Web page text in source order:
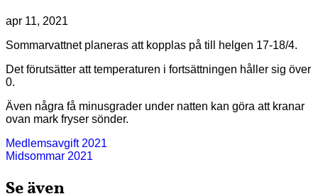
apr 11, 2021
Sommarvattnet planeras att kopplas på till helgen 17-18/4.
Det förutsätter att temperaturen i fortsättningen håller sig över
0.
Även några få minusgrader under natten kan göra att kranar
ovan mark fryser sönder.
Inläggsnavigering
Medlemsavgift 2021
Midsommar 2021
Se även